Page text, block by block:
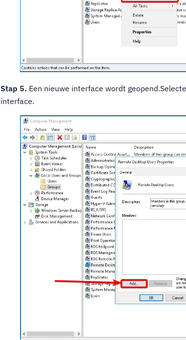
Stap 5. Een nieuwe interface wordt
interface.